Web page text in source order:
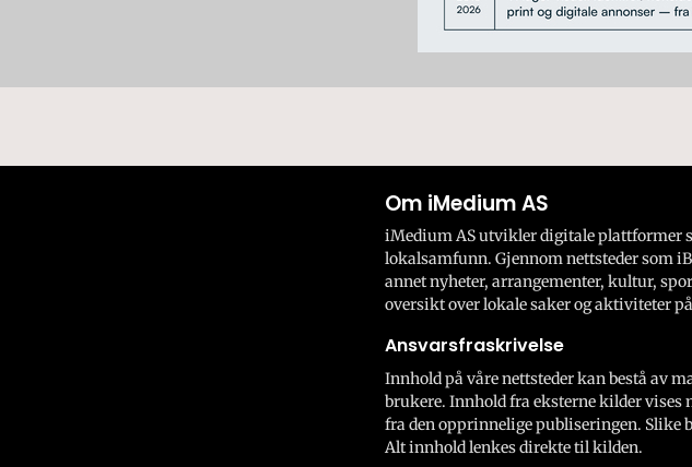
Om iMedium AS
iMedium AS utvikler digitale plattformer
lokalsamfunn. Gjennom nettsteder som
annet nyheter, arrangementer, kultur,
oversikt over lokale saker og aktiviteter
Ansvarsfraskrivelse
Innhold på våre nettsteder kan bestå av
brukere. Innhold fra eksterne kilder vises
fra den opprinnelige publiseringen. Slike
Alt innhold lenkes direkte til kilden.